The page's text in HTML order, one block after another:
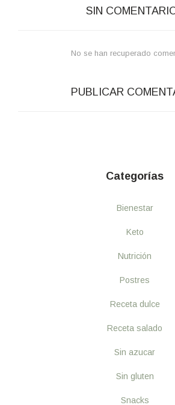
SIN
No se han recuperado
PUBLICAR
Categorías
Bienestar
Keto
Nutrición
Postres
Receta dulce
Receta salado
Sin azucar
Sin gluten
Snacks